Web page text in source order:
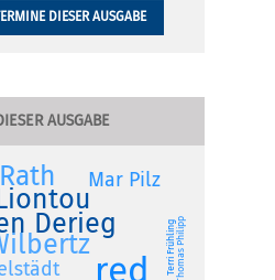
DIESER AUSGABE
AUSGABE
red
Derieg
Mar Pilz
Terri FrühlingThomas Philipp